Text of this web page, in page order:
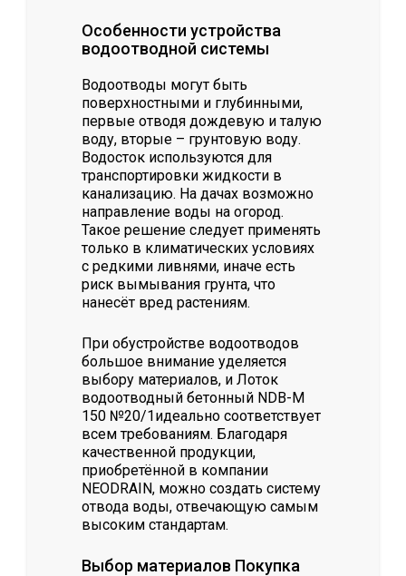
Особенности устройства
водоотводной системы
Водоотводы могут быть
поверхностными и глубинными,
первые отводя дождевую и талую
воду, вторые – грунтовую воду.
Водосток используются для
транспортировки жидкости в
канализацию. На дачах возможно
направление воды на огород.
Такое решение следует применять
только в климатических условиях
с редкими ливнями, иначе есть
риск вымывания грунта, что
нанесёт вред растениям.
При обустройстве водоотводов
большое внимание уделяется
выбору материалов, и Лоток
водоотводный бетонный NDB-M
150 №20/1идеально соответствует
всем требованиям. Благодаря
качественной продукции,
приобретённой в компании
NEODRAIN, можно создать систему
отвода воды, отвечающую самым
высоким стандартам.
Выбор материалов Покупка